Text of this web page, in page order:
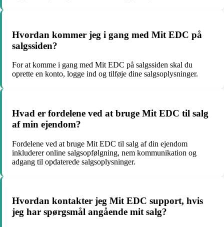
Hvordan kommer jeg i gang med Mit EDC på
salgssiden?
For at komme i gang med Mit EDC på salgssiden skal du
oprette en konto, logge ind og tilføje dine salgsoplysninger.
Hvad er fordelene ved at bruge Mit EDC til salg
af min ejendom?
Fordelene ved at bruge Mit EDC til salg af din ejendom
inkluderer online salgsopfølgning, nem kommunikation og
adgang til opdaterede salgsoplysninger.
Hvordan kontakter jeg Mit EDC support, hvis
jeg har spørgsmål angående mit salg?